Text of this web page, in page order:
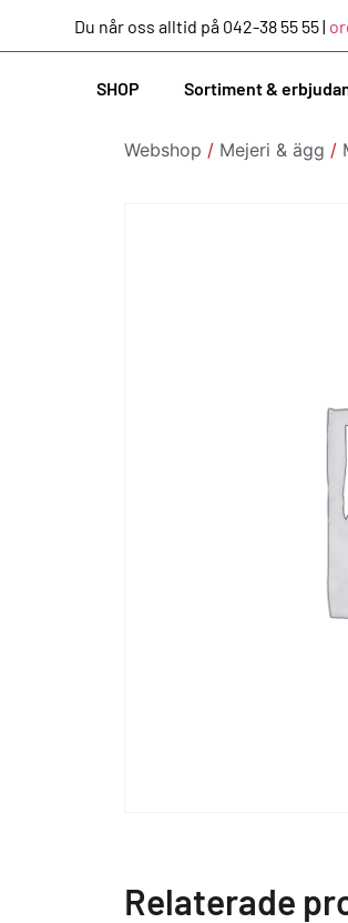
Du når oss alltid på 042-38 55 55 |
SHOP Sortiment &
Webshop / Mejeri & ägg /
Relaterade